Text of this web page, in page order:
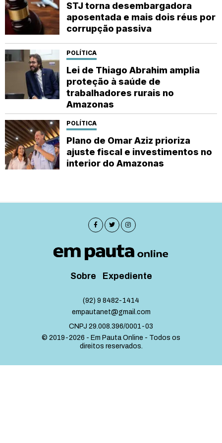
STJ torna desembargadora
aposentada e mais dois réus por
corrupção passiva
POLÍTICA
Lei de Thiago Abrahim amplia
proteção à saúde de
trabalhadores rurais no
Amazonas
POLÍTICA
Plano de Omar Aziz prioriza
ajuste fiscal e investimentos no
interior do Amazonas
Sobre Expediente
(92) 9 8482-1414
empautanet@gmail.com
CNPJ 29.008.396/0001-03
© 2019-2026 - Em Pauta Online - Todos os
direitos reservados.